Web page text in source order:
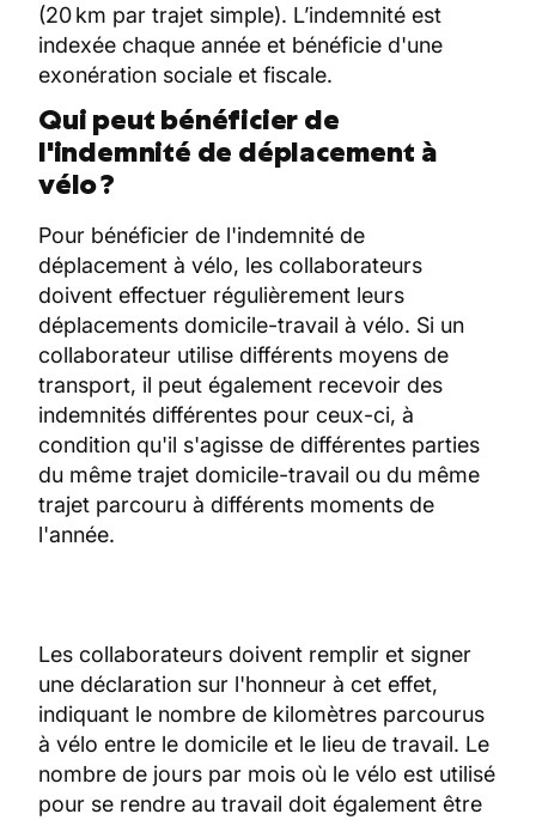
(20 km par trajet simple). L’indemnité est
indexée chaque année et bénéficie d'une
exonération sociale et fiscale.
Qui peut bénéficier de
l'indemnité de déplacement à
vélo ?
Pour bénéficier de l'indemnité de
déplacement à vélo, les collaborateurs
doivent effectuer régulièrement leurs
déplacements domicile-travail à vélo. Si un
collaborateur utilise différents moyens de
transport, il peut également recevoir des
indemnités différentes pour ceux-ci, à
condition qu'il s'agisse de différentes parties
du même trajet domicile-travail ou du même
trajet parcouru à différents moments de
l'année.
Les collaborateurs doivent remplir et signer
une déclaration sur l'honneur à cet effet,
indiquant le nombre de kilomètres parcourus
à vélo entre le domicile et le lieu de travail. Le
nombre de jours par mois où le vélo est utilisé
pour se rendre au travail doit également être